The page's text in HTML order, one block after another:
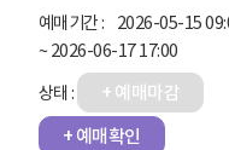
2026-05-15
~ 2026-06-17 17:00
+ 예매마감
+ 예매확인